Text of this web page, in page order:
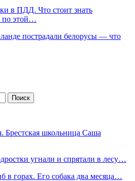
в ПДД. Что стоит знать
по этой…
пострадали белорусы — что
Брестская школьница Саша
угнали и спрятали в лесу…
в горах. Его собака два месяца…